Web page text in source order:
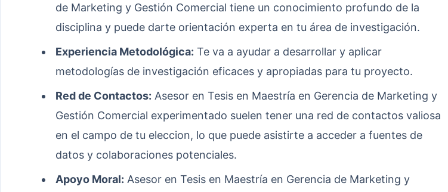
de Marketing y Gestión Comercial tiene un conocimiento profundo de la
disciplina y puede darte orientación experta en tu área de investigación.
Experiencia Metodológica: Te va a ayudar a desarrollar y aplicar
metodologías de investigación eficaces y apropiadas para tu proyecto.
Red de Contactos: Asesor en Tesis en Maestría en Gerencia de Marketing y
Gestión Comercial experimentado suelen tener una red de contactos valiosa
en el campo de tu eleccion, lo que puede asistirte a acceder a fuentes de
datos y colaboraciones potenciales.
Apoyo Moral: Asesor en Tesis en Maestría en Gerencia de Marketing y